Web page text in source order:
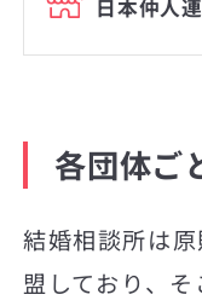
日本仲人
各団体ご
結婚相談所は
盟しており、